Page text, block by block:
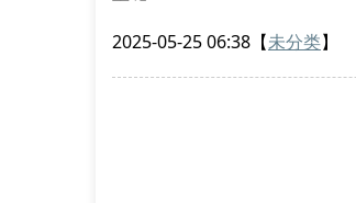
绍兴卓月圆床垫采用多种优质
不同的特性：乳胶床垫透气性
2025-05-25 06:38 【未分类】